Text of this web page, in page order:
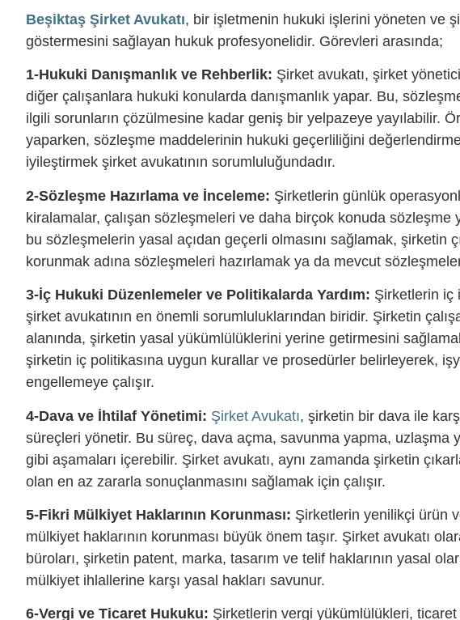
Beşiktaş Şirket Avukatı, bir işletmenin hukuki işlerini yöneten ve
göstermesini sağlayan hukuk profesyonelidir. Görevleri arasında;
1-Hukuki Danışmanlık ve Rehberlik: Şirket avukatı, şirket
diğer çalışanlara hukuki konularda danışmanlık yapar. Bu,
ilgili sorunların çözülmesine kadar geniş bir yelpazeye yayılabilir.
yaparken, sözleşme maddelerinin hukuki geçerliliğini
iyileştirmek şirket avukatının sorumluluğundadır.
2-Sözleşme Hazırlama ve İnceleme: Şirketlerin günlük
kiralamalar, çalışan sözleşmeleri ve daha birçok konuda sözleşme
bu sözleşmelerin yasal açıdan geçerli olmasını sağlamak, şirketin
korunmak adına sözleşmeleri hazırlamak ya da mevcut
3-İç Hukuki Düzenlemeler ve Politikalarda Yardım: Şirketlerin iç
şirket avukatının en önemli sorumluluklarından biridir. Şirketin
alanında, şirketin yasal yükümlülüklerini yerine getirmesini
şirketin iç politikasına uygun kurallar ve prosedürler belirleyerek,
engellemeye çalışır.
4-Dava ve İhtilaf Yönetimi: Şirket Avukatı, şirketin bir dava ile
süreçleri yönetir. Bu süreç, dava açma, savunma yapma, uzlaşma
gibi aşamaları içerebilir. Şirket avukatı, aynı zamanda şirketin
olan en az zararla sonuçlanmasını sağlamak için çalışır.
5-Fikri Mülkiyet Haklarının Korunması: Şirketlerin yenilikçi ürün
mülkiyet haklarının korunması büyük önem taşır. Şirket avukatı
büroları, şirketin patent, marka, tasarım ve telif haklarının yasal
mülkiyet ihlallerine karşı yasal hakları savunur.
6-Vergi ve Ticaret Hukuku: Şirketlerin vergi yükümlülükleri,